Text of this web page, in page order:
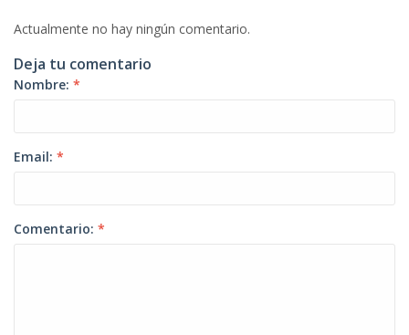
Actualmente no hay ningún comentario.
Deja tu comentario
Nombre: *
Email: *
Comentario: *